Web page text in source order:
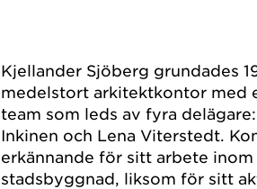
Kjellander Sjöberg grundades
medelstort arkitektkontor med
team som leds av fyra
Inkinen och Lena Viterstedt.
erkännande för sitt arbete
stadsbyggnad, liksom för sitt